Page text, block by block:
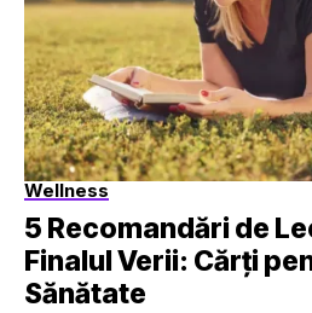
Wellness
5 Recomandări de
Finalul Verii: Cărți
Sănătate